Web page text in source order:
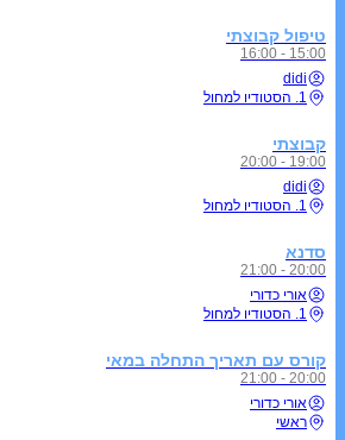
טיפול קבוצתי
15:00 - 16:00
didi
1. הסטודיו למחול
קבוצתי
19:00 - 20:00
didi
1. הסטודיו למחול
סדנא
20:00 - 21:00
אורי כדורי
1. הסטודיו למחול
קורס עם תאריך התחלה במאי
20:00 - 21:00
אורי כדורי
ראשי